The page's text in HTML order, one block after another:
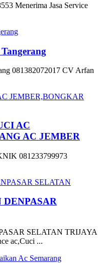
Menerima Jasa Service
081382072017 CV Arfan
AC
AC JEMBER
081233799973
DENPASAR
SELATAN TRIJAYA
ac,Cuci ...